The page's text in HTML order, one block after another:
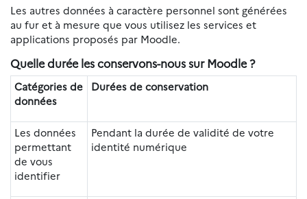
Les autres données à caractère personnel sont générées
au fur et à mesure que vous utilisez les services et
applications proposés par Moodle.
Quelle durée les conservons-nous sur Moodle ?
Catégories de
données
Durées de conservation
Les données
permettant
de vous
identifier
Pendant la durée de validité de votre
identité numérique